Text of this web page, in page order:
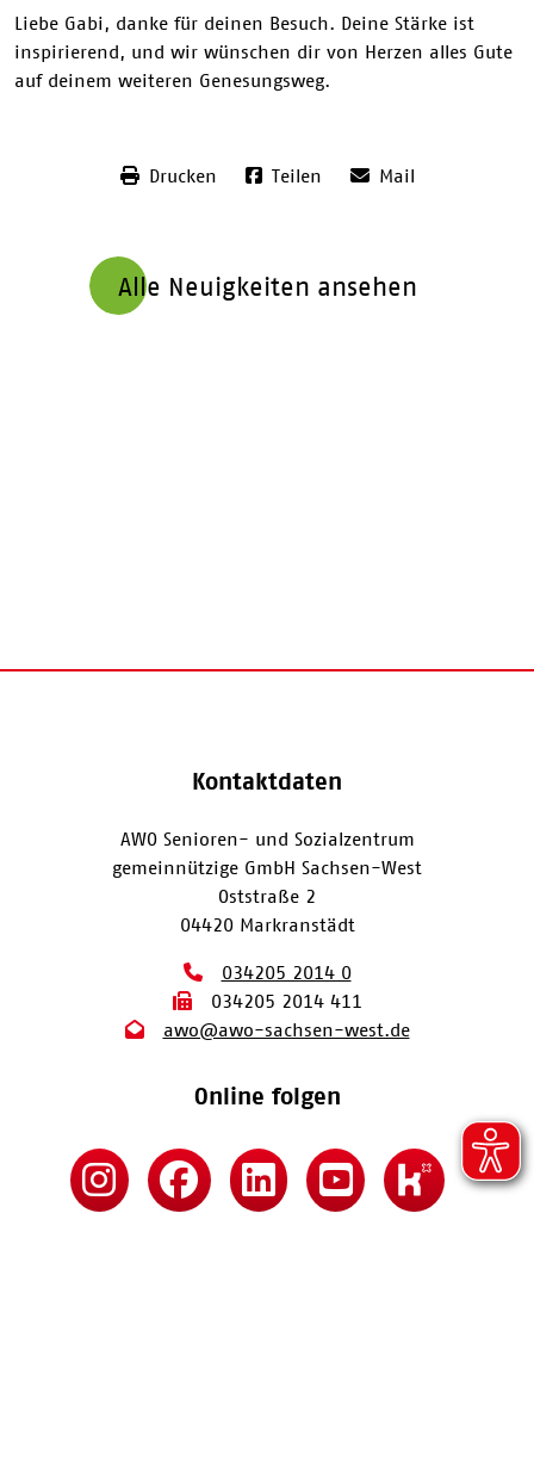
Liebe Gabi, danke für deinen Besuch. Deine Stärke ist
inspirierend, und wir wünschen dir von Herzen alles Gute
auf deinem weiteren Genesungsweg.
Drucken Teilen Mail
Alle Neuigkeiten ansehen
Kontaktdaten
AWO Senioren- und Sozialzentrum
gemeinnützige GmbH Sachsen-West
Oststraße 2
04420 Markranstädt
034205 2014 0
034205 2014 411
awo@awo-sachsen-west.de
Online folgen